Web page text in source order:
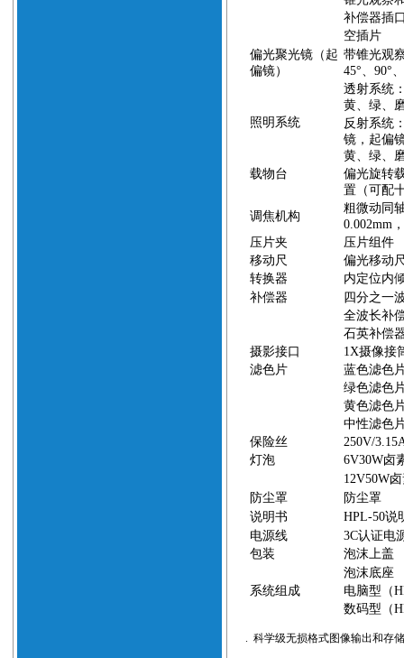
补偿器插
空插片
偏光聚光镜（起
偏镜）
带锥光观
45°、 90°、
照明系统
透射系统
黄、绿、
反射系统
镜，起偏
黄、绿、
载物台
偏光旋转
置 （可配
调焦机构
粗微动同
0.002mm
压片夹
压片组件
移动尺
偏光移动
转换器
内定位内
补偿器
四分之一
全波长补
石英补偿
摄影接口
1X摄像接
滤色片
蓝色滤色
绿色滤色
黄色滤色
中性滤色
保险丝
250V/
灯泡
6V30W卤
12V50W
防尘罩
防尘罩
说明书
HPL-50说
电源线
3C认证电
包装
泡沫上盖
泡沫底座
系统组成
电脑型（
数码型（
科学级无损格式图像输出和存储